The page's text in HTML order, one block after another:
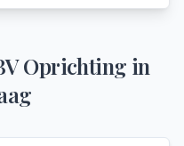
Oprichting in